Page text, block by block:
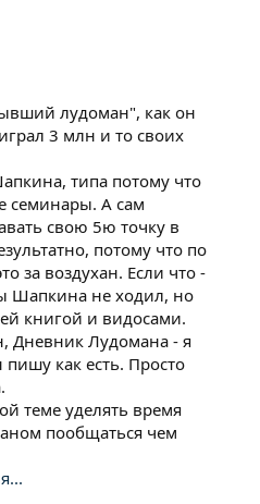
лудоман", как он
3 млн и то своих
типа потому что
семинары. А сам
свою 5ю точку в
потому что по
за воздухан. Если что -
Шапкина не ходил, но
книгой и видосами.
Дневник Лудомана - я
как есть. Просто
теме уделять время
пообщаться чем